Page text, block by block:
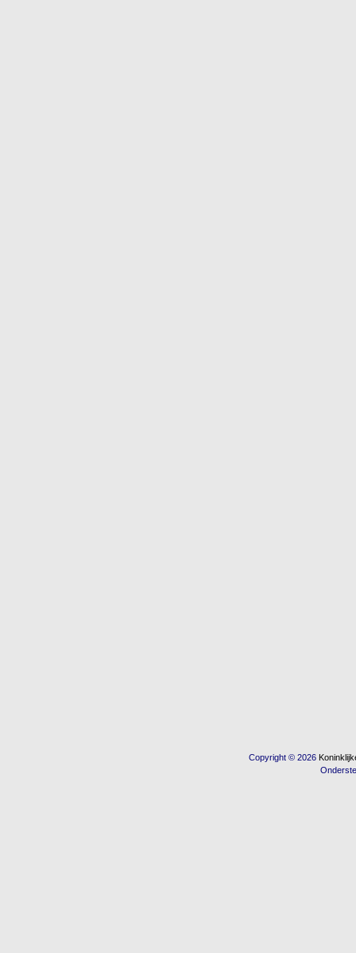
Copyright © 2026